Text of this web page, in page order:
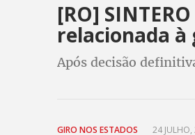
[RO]
relacionada à
Após decisão
GIRO NOS ESTADOS 24